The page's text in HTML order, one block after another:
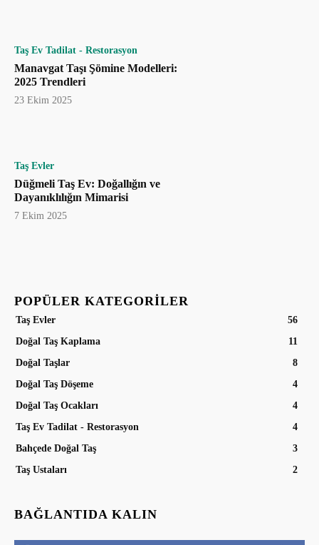
Taş Ev Tadilat - Restorasyon
Manavgat Taşı Şömine Modelleri:
2025 Trendleri
23 Ekim 2025
Taş Evler
Düğmeli Taş Ev: Doğallığın ve
Dayanıklılığın Mimarisi
7 Ekim 2025
POPÜLER KATEGORILER
Taş Evler
56
Doğal Taş Kaplama
11
Doğal Taşlar
8
Doğal Taş Döşeme
4
Doğal Taş Ocakları
4
Taş Ev Tadilat - Restorasyon
4
Bahçede Doğal Taş
3
Taş Ustaları
2
BAĞLANTIDA KALIN